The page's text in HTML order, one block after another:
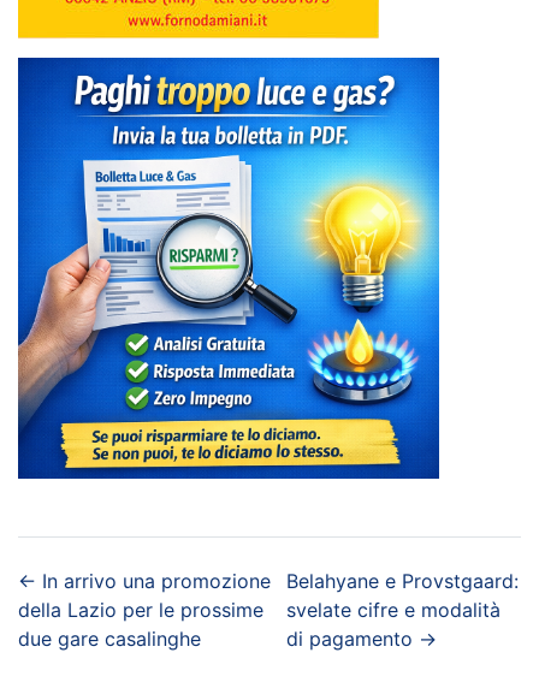
← In arrivo una promozione
della Lazio per le prossime
due gare casalinghe
Belahyane e Provstgaard:
svelate cifre e modalità
di pagamento →